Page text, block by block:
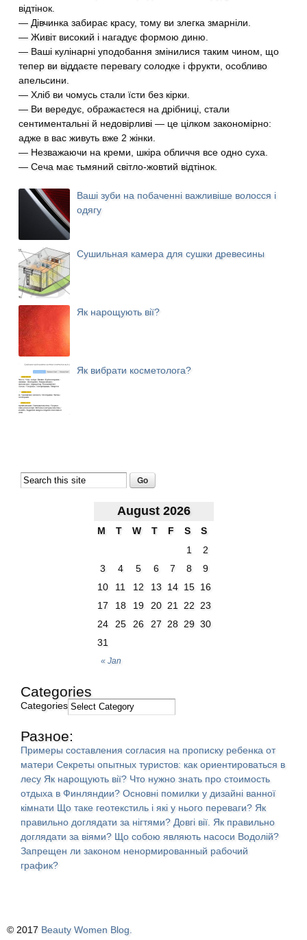
відтінок.
— Дівчинка забирає красу, тому ви злегка змарніли.
— Живіт високий і нагадує формою диню.
— Ваші кулінарні уподобання змінилися таким чином, що
тепер ви віддаєте перевагу солодке і фрукти, особливо
апельсини.
— Хліб ви чомусь стали їсти без кірки.
— Ви вередує, ображаєтеся на дрібниці, стали
сентиментальні й недовірливі — це цілком закономірно:
адже в вас живуть вже 2 жінки.
— Незважаючи на креми, шкіра обличчя все одно суха.
— Сеча має тьмяний світло-жовтий відтінок.
Ваші зуби на побаченні важливіше волосся і
одягу
Сушильная камера для сушки древесины
Як нарощують вії?
Як вибрати косметолога?
August 2026
M T W T F S S
« Jan
1
2
3
4 5 6 7 8
9
10
11 12 13 14 15 16
17
18 19 20 21 22 23
24
25 26 27 28 29 30
31
Categories
Categories
Разное:
Примеры составления согласия на прописку ребенка от
матери Секреты опытных туристов: как ориентироваться в
лесу Як нарощують вії? Что нужно знать про стоимость
отдыха в Финляндии? Основні помилки у дизайні ванної
кімнати Що таке геотекстиль і які у нього переваги? Як
правильно доглядати за нігтями? Довгі вії. Як правильно
доглядати за віями? Що собою являють насоси Водолій?
Запрещен ли законом ненормированный рабочий
график?
© 2017 Beauty Women Blog.